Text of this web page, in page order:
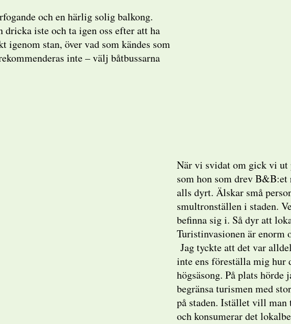
och en härlig solig balkong.
iste och ta igen oss efter att ha
igenom stan, över vad som kändes som
inte – välj båtbussarna
När vi svidat om gick vi ut
som hon som drev
alls dyrt. Älskar små
smultronställen i staden.
befinna sig i. Så dyr att
Turistinvasionen är enorm
Jag tyckte att det var
inte ens föreställa mig hur
högsäsong. På plats
begränsa turismen med
på staden. Istället vill man
och konsumerar det